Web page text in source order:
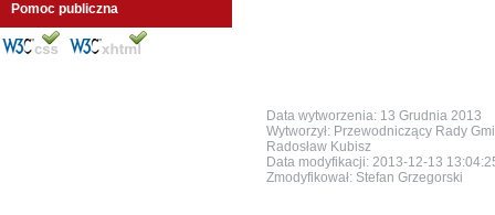
Pomoc publiczna
Data wytworzenia: 13 Grudnia 2013
Wytworzył: Przewodniczący Rady
Radosław Kubisz
Data modyfikacji: 2013-12-13
Zmodyfikował: Stefan Grzegorski